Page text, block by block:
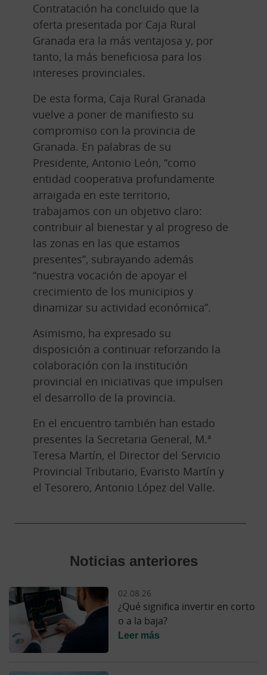
Contratación ha concluido que la
oferta presentada por Caja Rural
Granada era la más ventajosa y, por
tanto, la más beneficiosa para los
intereses provinciales.
De esta forma, Caja Rural Granada
vuelve a poner de manifiesto su
compromiso con la provincia de
Granada. En palabras de su
Presidente, Antonio León, “como
entidad cooperativa profundamente
arraigada en este territorio,
trabajamos con un objetivo claro:
contribuir al bienestar y al progreso de
las zonas en las que estamos
presentes”, subrayando además
“nuestra vocación de apoyar el
crecimiento de los municipios y
dinamizar su actividad económica”.
Asimismo, ha expresado su
disposición a continuar reforzando la
colaboración con la institución
provincial en iniciativas que impulsen
el desarrollo de la provincia.
En el encuentro también han estado
presentes la Secretaria General, M.ª
Teresa Martín, el Director del Servicio
Provincial Tributario, Evaristo Martín y
el Tesorero, Antonio López del Valle.
Noticias anteriores
02.08.26
¿Qué significa invertir en corto
o a la baja?
Leer más